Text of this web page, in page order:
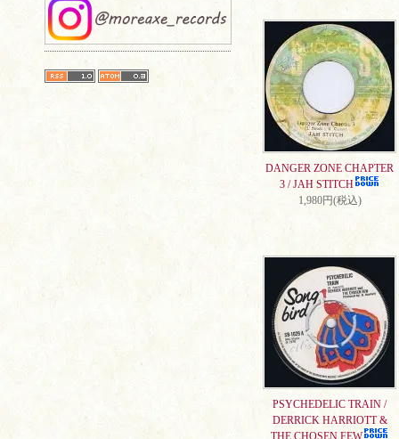
DANGER ZONE CHAPTER
3 / JAH STITCH
1,980円(税込)
PSYCHEDELIC TRAIN /
DERRICK HARRIOTT &
THE CHOSEN FEW